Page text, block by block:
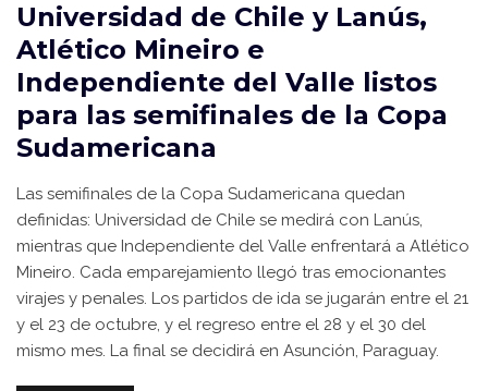
Universidad de Chile y Lanús,
Atlético Mineiro e
Independiente del Valle listos
para las semifinales de la Copa
Sudamericana
Las semifinales de la Copa Sudamericana quedan
definidas: Universidad de Chile se medirá con Lanús,
mientras que Independiente del Valle enfrentará a Atlético
Mineiro. Cada emparejamiento llegó tras emocionantes
virajes y penales. Los partidos de ida se jugarán entre el 21
y el 23 de octubre, y el regreso entre el 28 y el 30 del
mismo mes. La final se decidirá en Asunción, Paraguay.